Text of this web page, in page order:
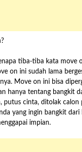
tiba-tiba kata move
on ini sudah lama
Move on ini bisa
hanya tentang bangkit
putus cinta, ditolak calon
yang ingin bangkit dari
impian.